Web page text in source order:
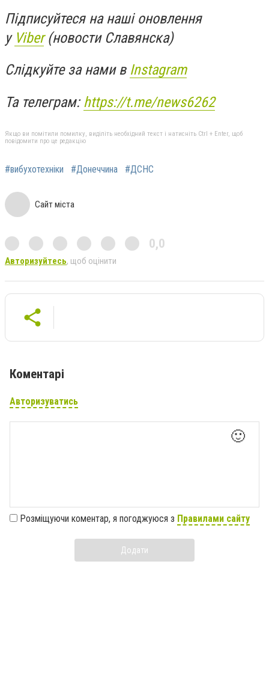
Підписуйтеся на наші оновлення
у Viber(новости Славянска)
Слідкуйте за нами в Instagram
Та телеграм:https://t.me/news6262
Якщо ви помітили помилку, виділіть необхідний текст і натисніть Ctrl + Enter, щоб
повідомити про це редакцію
#вибухотехніки #Донеччина #ДСНС
Сайт міста
0,0
Авторизуйтесь, щоб оцінити
Коментарі
Авторизуватись
🙂
Розміщуючи коментар, я погоджуюся з Правилами сайту
Додати